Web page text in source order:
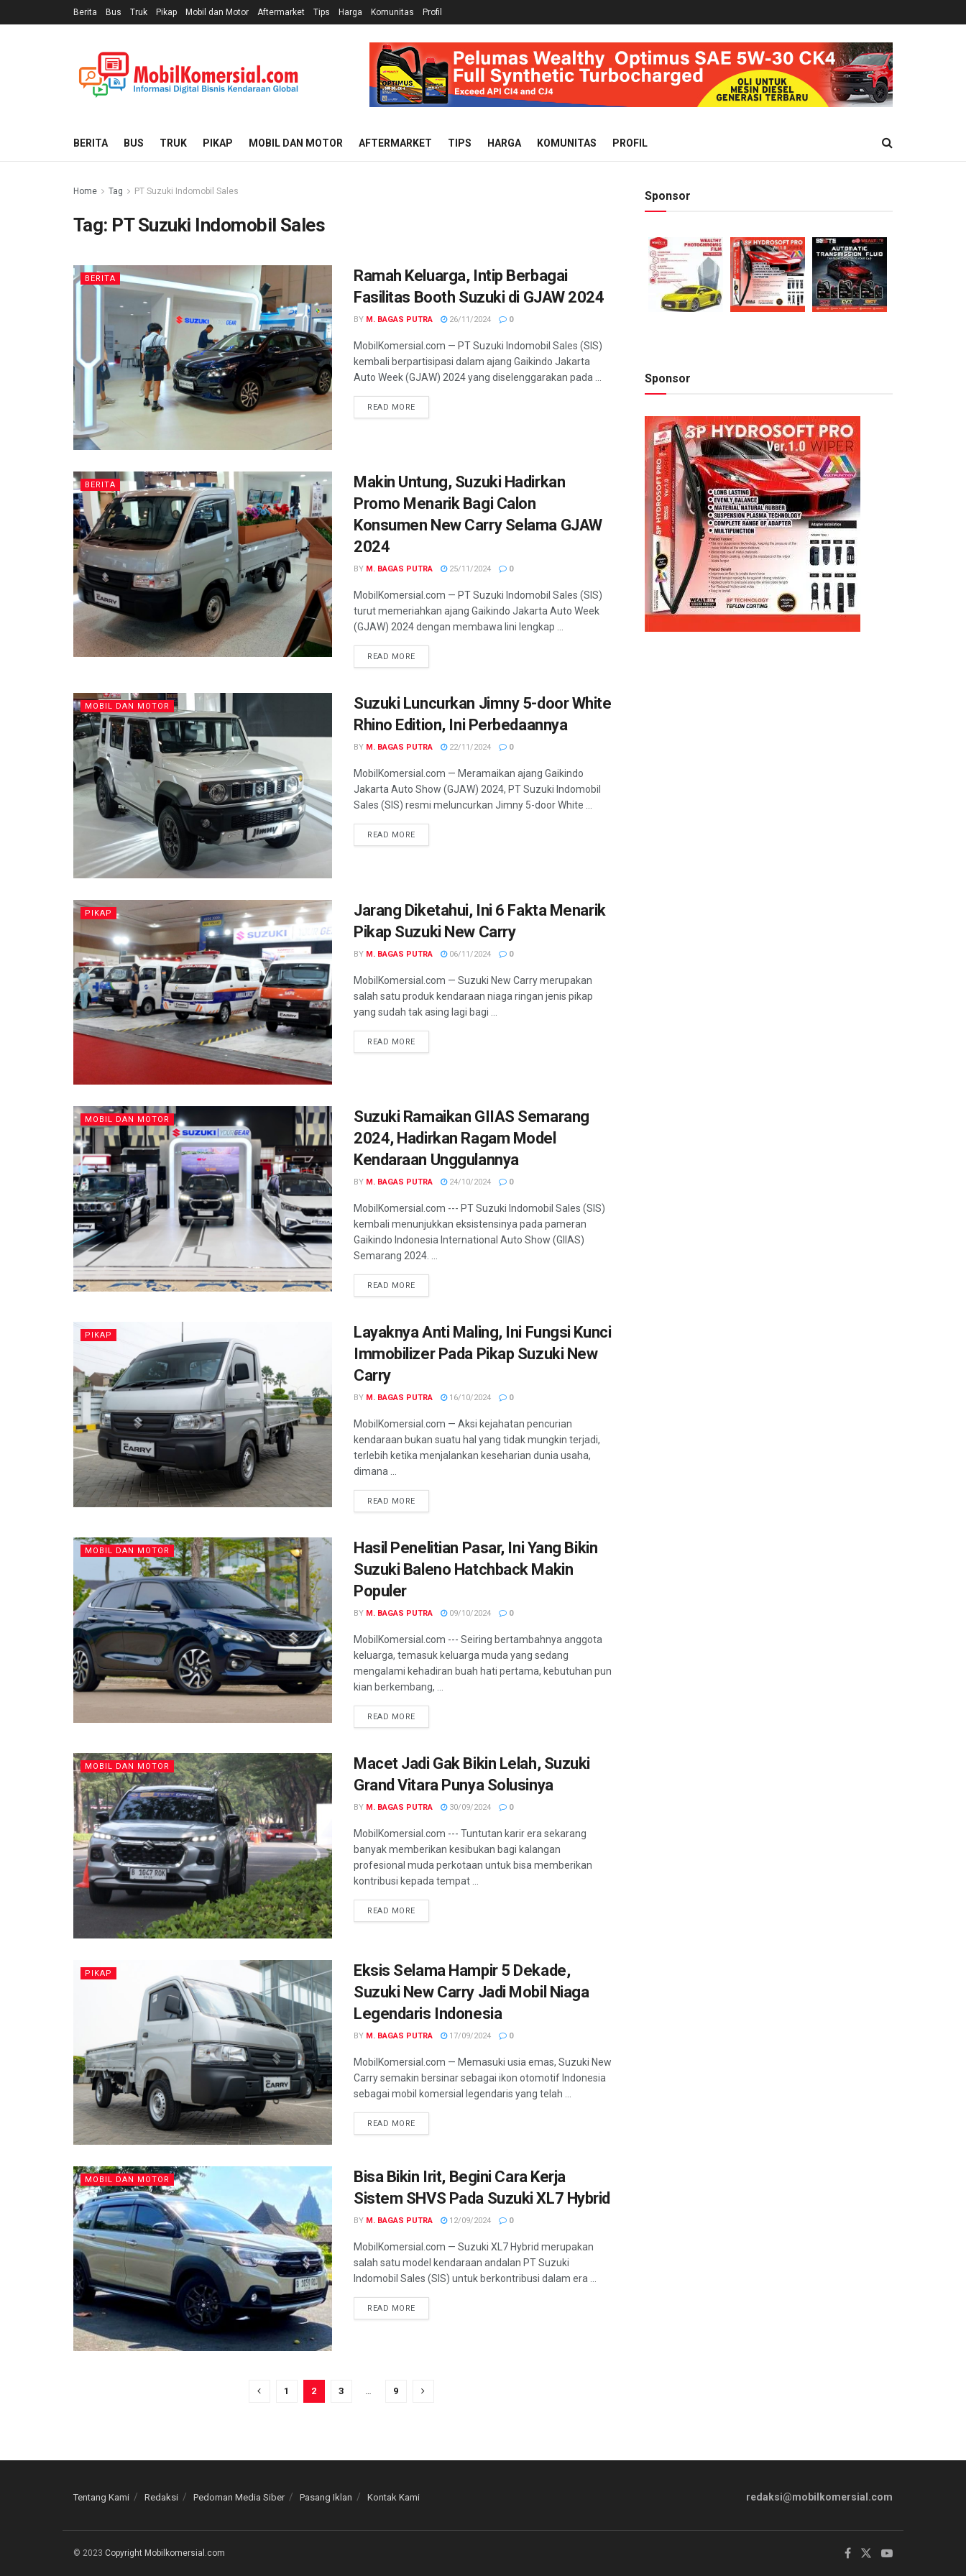
Berita Bus Truk Pikap Mobil dan Motor Aftermarket Tips Harga Komunitas Profil
BERITA BUS TRUK PIKAP MOBIL DAN MOTOR AFTERMARKET TIPS HARGA KOMUNITAS PROFIL
Home Tag PT Suzuki Indomobil Sales
Tag: PT Suzuki Indomobil Sales
BERITA
Ramah Keluarga, Intip Berbagai
Fasilitas Booth Suzuki di GJAW 2024
BY M. BAGAS PUTRA 26/11/2024 0
MobilKomersial.com — PT Suzuki Indomobil Sales (SIS)
kembali berpartisipasi dalam ajang Gaikindo Jakarta
Auto Week (GJAW) 2024 yang diselenggarakan pada ...
READ MORE
BERITA
Makin Untung, Suzuki Hadirkan
Promo Menarik Bagi Calon
Konsumen New Carry Selama GJAW
2024
BY M. BAGAS PUTRA 25/11/2024 0
MobilKomersial.com — PT Suzuki Indomobil Sales (SIS)
turut memeriahkan ajang Gaikindo Jakarta Auto Week
(GJAW) 2024 dengan membawa lini lengkap ...
READ MORE
MOBIL DAN MOTOR
Suzuki Luncurkan Jimny 5-door White
Rhino Edition, Ini Perbedaannya
BY M. BAGAS PUTRA 22/11/2024 0
MobilKomersial.com — Meramaikan ajang Gaikindo
Jakarta Auto Show (GJAW) 2024, PT Suzuki Indomobil
Sales (SIS) resmi meluncurkan Jimny 5-door White ...
READ MORE
PIKAP
Jarang Diketahui, Ini 6 Fakta Menarik
Pikap Suzuki New Carry
BY M. BAGAS PUTRA 06/11/2024 0
MobilKomersial.com — Suzuki New Carry merupakan
salah satu produk kendaraan niaga ringan jenis pikap
yang sudah tak asing lagi bagi ...
READ MORE
MOBIL DAN MOTOR
Suzuki Ramaikan GIIAS Semarang
2024, Hadirkan Ragam Model
Kendaraan Unggulannya
BY M. BAGAS PUTRA 24/10/2024 0
MobilKomersial.com --- PT Suzuki Indomobil Sales (SIS)
kembali menunjukkan eksistensinya pada pameran
Gaikindo Indonesia International Auto Show (GIIAS)
Semarang 2024. ...
READ MORE
PIKAP
Layaknya Anti Maling, Ini Fungsi Kunci
Immobilizer Pada Pikap Suzuki New
Carry
BY M. BAGAS PUTRA 16/10/2024 0
MobilKomersial.com — Aksi kejahatan pencurian
kendaraan bukan suatu hal yang tidak mungkin terjadi,
terlebih ketika menjalankan keseharian dunia usaha,
dimana ...
READ MORE
MOBIL DAN MOTOR
Hasil Penelitian Pasar, Ini Yang Bikin
Suzuki Baleno Hatchback Makin
Populer
BY M. BAGAS PUTRA 09/10/2024 0
MobilKomersial.com --- Seiring bertambahnya anggota
keluarga, temasuk keluarga muda yang sedang
mengalami kehadiran buah hati pertama, kebutuhan pun
kian berkembang, ...
READ MORE
MOBIL DAN MOTOR
Macet Jadi Gak Bikin Lelah, Suzuki
Grand Vitara Punya Solusinya
BY M. BAGAS PUTRA 30/09/2024 0
MobilKomersial.com --- Tuntutan karir era sekarang
banyak memberikan kesibukan bagi kalangan
profesional muda perkotaan untuk bisa memberikan
kontribusi kepada tempat ...
READ MORE
PIKAP
Eksis Selama Hampir 5 Dekade,
Suzuki New Carry Jadi Mobil Niaga
Legendaris Indonesia
BY M. BAGAS PUTRA 17/09/2024 0
MobilKomersial.com — Memasuki usia emas, Suzuki New
Carry semakin bersinar sebagai ikon otomotif Indonesia
sebagai mobil komersial legendaris yang telah ...
READ MORE
MOBIL DAN MOTOR
Bisa Bikin Irit, Begini Cara Kerja
Sistem SHVS Pada Suzuki XL7 Hybrid
BY M. BAGAS PUTRA 12/09/2024 0
MobilKomersial.com — Suzuki XL7 Hybrid merupakan
salah satu model kendaraan andalan PT Suzuki
Indomobil Sales (SIS) untuk berkontribusi dalam era ...
READ MORE
1 2 3 … 9
Sponsor
Sponsor
Tentang Kami Redaksi Pedoman Media Siber Pasang Iklan Kontak Kami redaksi@mobilkomersial.com
© 2023 Copyright Mobilkomersial.com